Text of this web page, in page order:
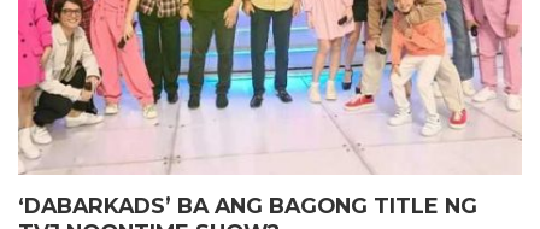
‘DABARKADS’ BA ANG BAGONG TITLE NG